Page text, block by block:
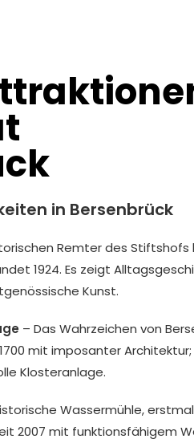
in Bersenbrück
Remter des
1924. Es zeigt
Kunst.
– Das Wahrzeichen von
mit imposanter
Klosteranlage.
Wassermühle,
2007 mit funktionsfähigem